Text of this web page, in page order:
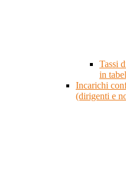
Tassi
in
Incarichi
(dirigenti e